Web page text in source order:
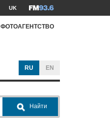
UK
ФОТОАГЕНТСТВО
RU EN
Найти